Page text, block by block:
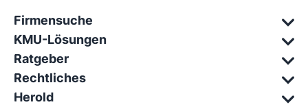
Firmensuche
KMU-Lösungen
Ratgeber
Rechtliches
Herold